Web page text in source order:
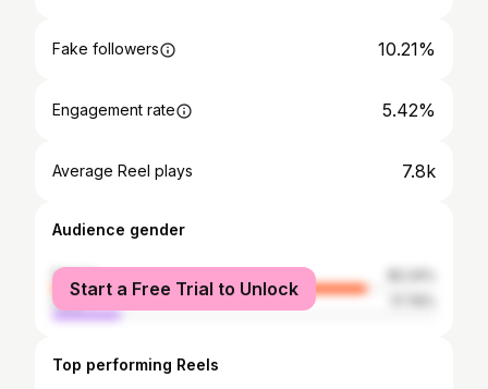
Fake followers 10.21%
Engagement rate 5.42%
Average Reel plays 7.8k
Audience gender
female
male
Start a Free Trial to Unlock
Top performing Reels